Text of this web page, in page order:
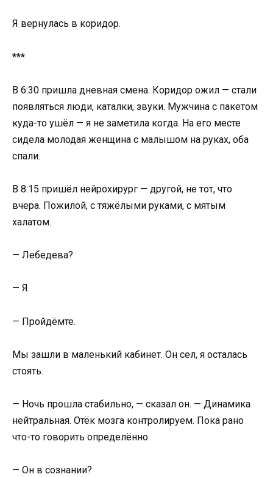
Я вернулась в коридор.
***
В 6:30 пришла дневная смена. Коридор ожил — стали
появляться люди, каталки, звуки. Мужчина с пакетом
куда-то ушёл — я не заметила когда. На его месте
сидела молодая женщина с малышом на руках, оба
спали.
В 8:15 пришёл нейрохирург — другой, не тот, что
вчера. Пожилой, с тяжёлыми руками, с мятым
халатом.
— Лебедева?
— Я.
— Пройдёмте.
Мы зашли в маленький кабинет. Он сел, я осталась
стоять.
— Ночь прошла стабильно, — сказал он. — Динамика
нейтральная. Отёк мозга контролируем. Пока рано
что-то говорить определённо.
— Он в сознании?